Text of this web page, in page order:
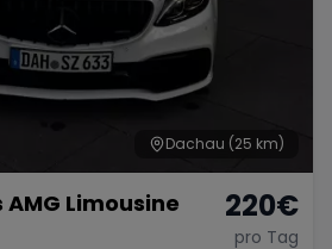
Dachau (25 km)
Limousine 220€
pro Tag